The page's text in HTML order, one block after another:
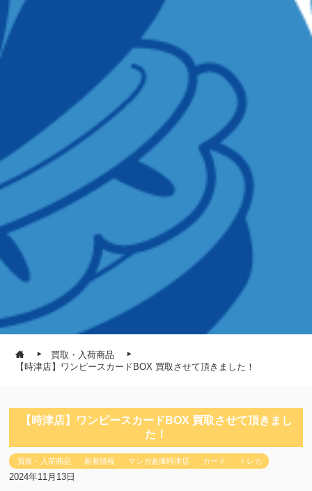
買取・入荷商品
【時津店】ワンピースカードBOX 買取させて頂きました！
【時津店】ワンピースカードBOX 買取させて頂きまし
た！
買取・入荷商品 新着情報 マンガ倉庫時津店 カード トレカ
2024年11月13日